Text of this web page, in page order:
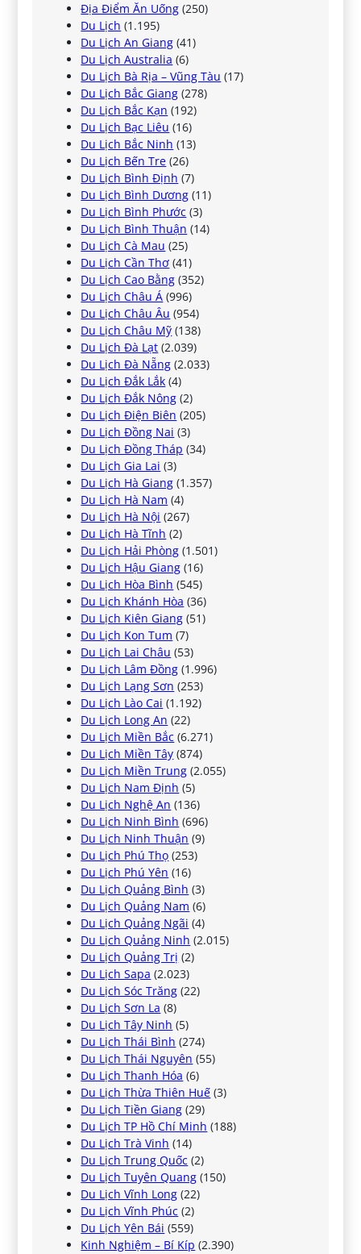
Địa Điểm Ăn Uống (250)
Du Lịch (1.195)
Du Lịch An Giang (41)
Du Lịch Australia (6)
Du Lịch Bà Rịa – Vũng Tàu (17)
Du Lịch Bắc Giang (278)
Du Lịch Bắc Kạn (192)
Du Lịch Bạc Liêu (16)
Du Lịch Bắc Ninh (13)
Du Lịch Bến Tre (26)
Du Lịch Bình Định (7)
Du Lịch Bình Dương (11)
Du Lịch Bình Phước (3)
Du Lịch Bình Thuận (14)
Du Lịch Cà Mau (25)
Du Lịch Cần Thơ (41)
Du Lịch Cao Bằng (352)
Du Lịch Châu Á (996)
Du Lịch Châu Âu (954)
Du Lịch Châu Mỹ (138)
Du Lịch Đà Lạt (2.039)
Du Lịch Đà Nẵng (2.033)
Du Lịch Đắk Lắk (4)
Du Lịch Đắk Nông (2)
Du Lịch Điện Biên (205)
Du Lịch Đồng Nai (3)
Du Lịch Đồng Tháp (34)
Du Lịch Gia Lai (3)
Du Lịch Hà Giang (1.357)
Du Lịch Hà Nam (4)
Du Lịch Hà Nội (267)
Du Lịch Hà Tĩnh (2)
Du Lịch Hải Phòng (1.501)
Du Lịch Hậu Giang (16)
Du Lịch Hòa Bình (545)
Du Lịch Khánh Hòa (36)
Du Lịch Kiên Giang (51)
Du Lịch Kon Tum (7)
Du Lịch Lai Châu (53)
Du Lịch Lâm Đồng (1.996)
Du Lịch Lạng Sơn (253)
Du Lịch Lào Cai (1.192)
Du Lịch Long An (22)
Du Lịch Miền Bắc (6.271)
Du Lịch Miền Tây (874)
Du Lịch Miền Trung (2.055)
Du Lịch Nam Định (5)
Du Lịch Nghệ An (136)
Du Lịch Ninh Bình (696)
Du Lịch Ninh Thuận (9)
Du Lịch Phú Thọ (253)
Du Lịch Phú Yên (16)
Du Lịch Quảng Bình (3)
Du Lịch Quảng Nam (6)
Du Lịch Quảng Ngãi (4)
Du Lịch Quảng Ninh (2.015)
Du Lịch Quảng Trị (2)
Du Lịch Sapa (2.023)
Du Lịch Sóc Trăng (22)
Du Lịch Sơn La (8)
Du Lịch Tây Ninh (5)
Du Lịch Thái Bình (274)
Du Lịch Thái Nguyên (55)
Du Lịch Thanh Hóa (6)
Du Lịch Thừa Thiên Huế (3)
Du Lịch Tiền Giang (29)
Du Lịch TP Hồ Chí Minh (188)
Du Lịch Trà Vinh (14)
Du Lịch Trung Quốc (2)
Du Lịch Tuyên Quang (150)
Du Lịch Vĩnh Long (22)
Du Lịch Vĩnh Phúc (2)
Du Lịch Yên Bái (559)
Kinh Nghiệm – Bí Kíp (2.390)